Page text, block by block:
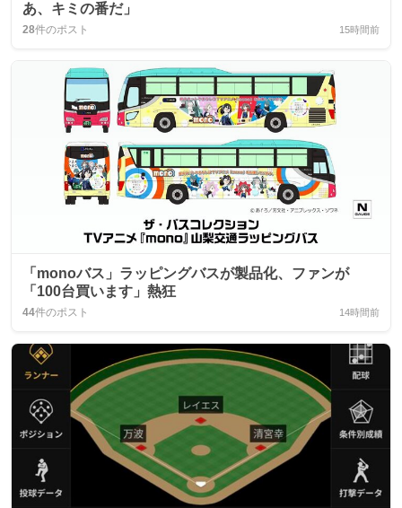
あ、キミの番だ」
28件のポスト 15時間前
「monoバス」ラッピングバスが製品化、ファンが
「100台買います」熱狂
44件のポスト 14時間前